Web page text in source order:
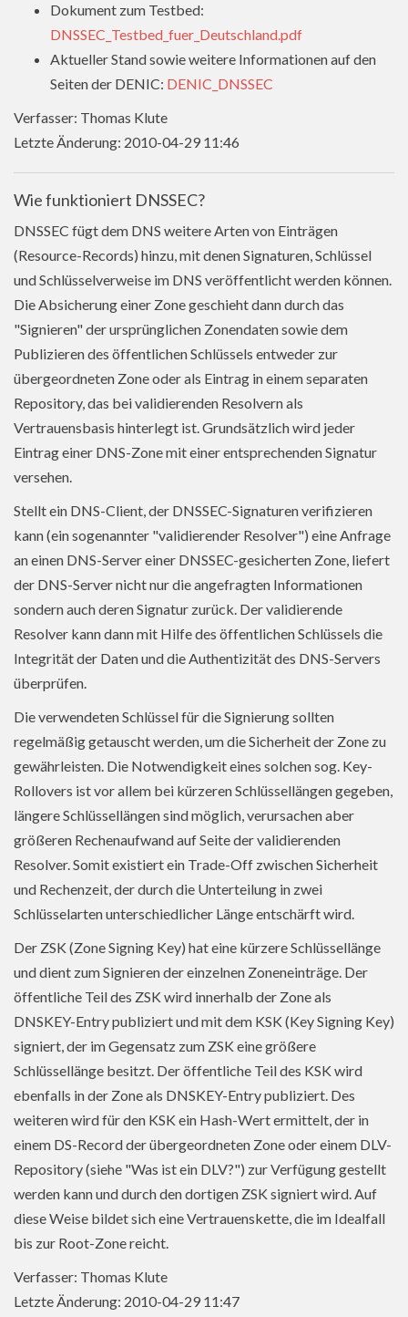
Dokument zum Testbed:
DNSSEC_Testbed_fuer_Deutschland.pdf
Aktueller Stand sowie weitere Informationen auf den
Seiten der DENIC: DENIC_DNSSEC
Verfasser: Thomas Klute
Letzte Änderung: 2010-04-29 11:46
Wie funktioniert DNSSEC?
DNSSEC fügt dem DNS weitere Arten von Einträgen
(Resource-Records) hinzu, mit denen Signaturen, Schlüssel
und Schlüsselverweise im DNS veröffentlicht werden können.
Die Absicherung einer Zone geschieht dann durch das
"Signieren" der ursprünglichen Zonendaten sowie dem
Publizieren des öffentlichen Schlüssels entweder zur
übergeordneten Zone oder als Eintrag in einem separaten
Repository, das bei validierenden Resolvern als
Vertrauensbasis hinterlegt ist. Grundsätzlich wird jeder
Eintrag einer DNS-Zone mit einer entsprechenden Signatur
versehen.
Stellt ein DNS-Client, der DNSSEC-Signaturen verifizieren
kann (ein sogenannter "validierender Resolver") eine Anfrage
an einen DNS-Server einer DNSSEC-gesicherten Zone, liefert
der DNS-Server nicht nur die angefragten Informationen
sondern auch deren Signatur zurück. Der validierende
Resolver kann dann mit Hilfe des öffentlichen Schlüssels die
Integrität der Daten und die Authentizität des DNS-Servers
überprüfen.
Die verwendeten Schlüssel für die Signierung sollten
regelmäßig getauscht werden, um die Sicherheit der Zone zu
gewährleisten. Die Notwendigkeit eines solchen sog. Key-
Rollovers ist vor allem bei kürzeren Schlüssellängen gegeben,
längere Schlüssellängen sind möglich, verursachen aber
größeren Rechenaufwand auf Seite der validierenden
Resolver. Somit existiert ein Trade-Off zwischen Sicherheit
und Rechenzeit, der durch die Unterteilung in zwei
Schlüsselarten unterschiedlicher Länge entschärft wird.
Der ZSK (Zone Signing Key) hat eine kürzere Schlüssellänge
und dient zum Signieren der einzelnen Zoneneinträge. Der
öffentliche Teil des ZSK wird innerhalb der Zone als
DNSKEY-Entry publiziert und mit dem KSK (Key Signing Key)
signiert, der im Gegensatz zum ZSK eine größere
Schlüssellänge besitzt. Der öffentliche Teil des KSK wird
ebenfalls in der Zone als DNSKEY-Entry publiziert. Des
weiteren wird für den KSK ein Hash-Wert ermittelt, der in
einem DS-Record der übergeordneten Zone oder einem DLV-
Repository (siehe "Was ist ein DLV?") zur Verfügung gestellt
werden kann und durch den dortigen ZSK signiert wird. Auf
diese Weise bildet sich eine Vertrauenskette, die im Idealfall
bis zur Root-Zone reicht.
Verfasser: Thomas Klute
Letzte Änderung: 2010-04-29 11:47